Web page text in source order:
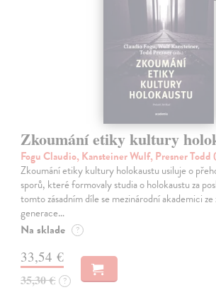
Zkoumání etiky kultury
Fogu Claudio, Kansteiner Wulf, Presner Todd
Zkoumání etiky kultury holokaustu usiluje o
sporů, které formovaly studia o holokaustu za
tomto zásadním díle se mezinárodní akademici ze
generace…
Na sklade ?
33,54 €
35,30 € ?